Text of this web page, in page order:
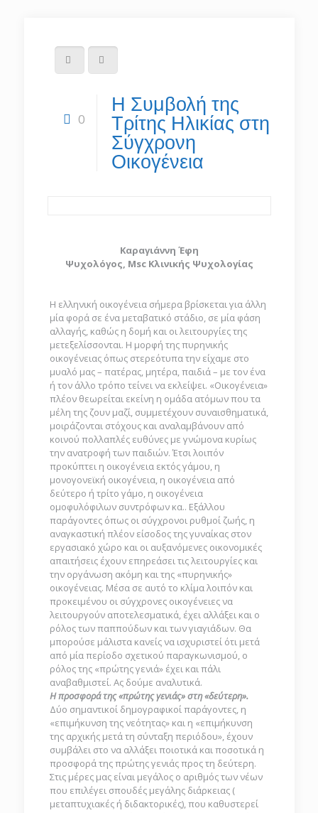
0
Η Συμβολή της
Τρίτης Ηλικίας στη
Σύγχρονη
Οικογένεια
Καραγιάννη Έφη
Ψυχολόγος, Msc Κλινικής Ψυχολογίας
H ελληνική οικογένεια σήμερα βρίσκεται για άλλη
μία φορά σε ένα μεταβατικό στάδιο, σε μία φάση
αλλαγής, καθώς η δομή και οι λειτουργίες της
μετεξελίσσονται. Η μορφή της πυρηνικής
οικογένειας όπως στερεότυπα την είχαμε στο
μυαλό μας – πατέρας, μητέρα, παιδιά – με τον ένα
ή τον άλλο τρόπο τείνει να εκλείψει. «Οικογένεια»
πλέον θεωρείται εκείνη η ομάδα ατόμων που τα
μέλη της ζουν μαζί, συμμετέχουν συναισθηματικά,
μοιράζονται στόχους και αναλαμβάνουν από
κοινού πολλαπλές ευθύνες με γνώμονα κυρίως
την ανατροφή των παιδιών. Έτσι λοιπόν
προκύπτει η οικογένεια εκτός γάμου, η
μονογονεϊκή οικογένεια, η οικογένεια από
δεύτερο ή τρίτο γάμο, η οικογένεια
ομοφυλόφιλων συντρόφων κα.. Εξάλλου
παράγοντες όπως οι σύγχρονοι ρυθμοί ζωής, η
αναγκαστική πλέον είσοδος της γυναίκας στον
εργασιακό χώρο και οι αυξανόμενες οικονομικές
απαιτήσεις έχουν επηρεάσει τις λειτουργίες και
την οργάνωση ακόμη και της «πυρηνικής»
οικογένειας. Μέσα σε αυτό το κλίμα λοιπόν και
προκειμένου οι σύγχρονες οικογένειες να
λειτουργούν αποτελεσματικά, έχει αλλάξει και ο
ρόλος των παππούδων και των γιαγιάδων. Θα
μπορούσε μάλιστα κανείς να ισχυριστεί ότι μετά
από μία περίοδο σχετικού παραγκωνισμού, ο
ρόλος της «πρώτης γενιά» έχει και πάλι
αναβαθμιστεί. Ας δούμε αναλυτικά.
Η προσφορά της «πρώτης γενιάς» στη «δεύτερη».
Δύο σημαντικοί δημογραφικοί παράγοντες, η
«επιμήκυνση της νεότητας» και η «επιμήκυνση
της αρχικής μετά τη σύνταξη περιόδου», έχουν
συμβάλει στο να αλλάξει ποιοτικά και ποσοτικά η
προσφορά της πρώτης γενιάς προς τη δεύτερη.
Στις μέρες μας είναι μεγάλος ο αριθμός των νέων
που επιλέγει σπουδές μεγάλης διάρκειας (
μεταπτυχιακές ή διδακτορικές), που καθυστερεί